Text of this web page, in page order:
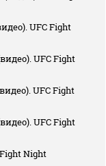
UFC Fight
UFC Fight
UFC Fight
UFC Fight
Night